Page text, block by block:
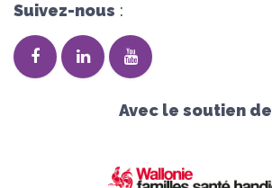
Suivez-nous :
Avec le soutien de